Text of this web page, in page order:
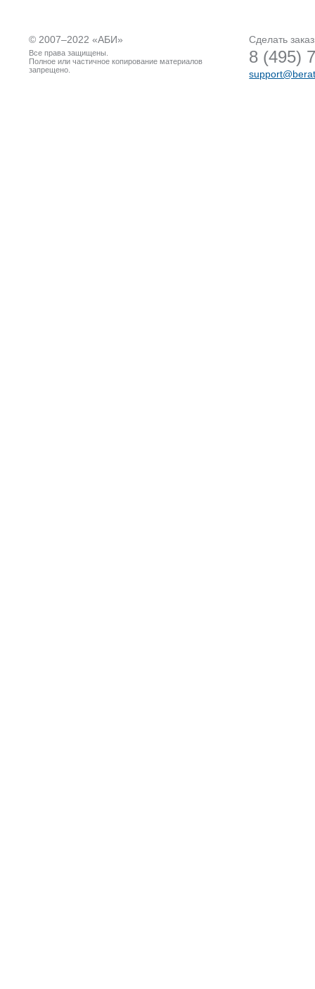
© 2007–2022 «АБИ»
Все права защищены.
Полное или частичное копирование материалов
запрещено.
Сделать
8 (495)